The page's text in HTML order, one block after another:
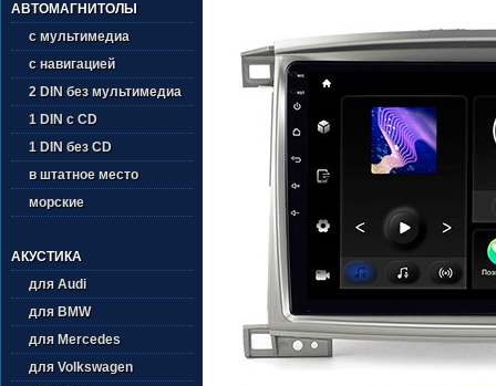
АВТОМАГНИТОЛЫ
с мультимедиа
с навигацией
2 DIN без мультимедиа
1 DIN с CD
1 DIN без CD
в штатное место
морские
АКУСТИКА
для Audi
для BMW
для Mercedes
для Volkswagen